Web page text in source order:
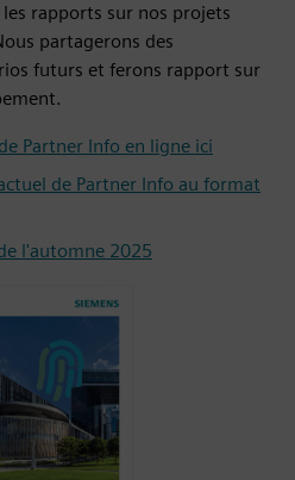
rapports sur nos projets
partagerons des
futurs et ferons rapport sur
Partner Info en ligne ici
de Partner Info au format
l'automne 2025